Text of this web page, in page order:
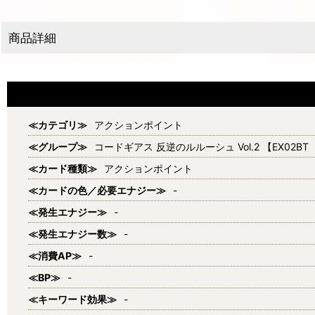
商品詳細
≪カテゴリ≫
アクションポイント
≪グループ≫
コードギアス 反逆のルルーシュ Vol.2 【EX02BT
≪カード種類≫
アクションポイント
≪カードの色／必要エナジー≫
-
≪発生エナジー≫
-
≪発生エナジー数≫
-
≪消費AP≫
-
≪BP≫
-
≪キーワード効果≫
-